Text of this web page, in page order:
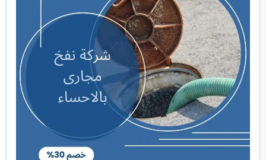
خدمات مكافحة الحشرات
خدمات نقل اثاث